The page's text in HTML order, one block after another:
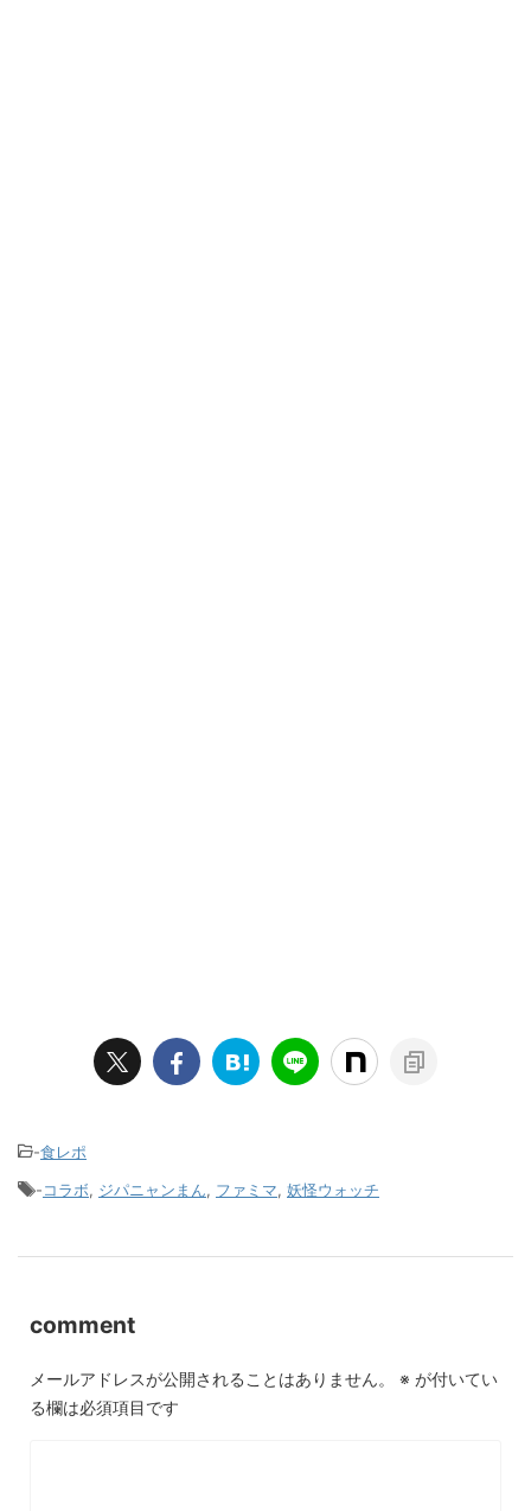
-食レポ
-コラボ, ジパニャンまん, ファミマ, 妖怪ウォッチ
comment
メールアドレスが公開されることはありません。 ※ が付いてい
る欄は必須項目です